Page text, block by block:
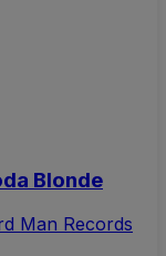
Blonde
Man Records